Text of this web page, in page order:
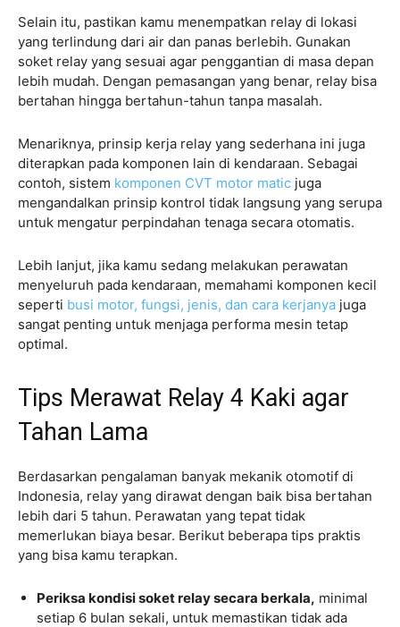
Selain itu, pastikan kamu menempatkan relay di lokasi
yang terlindung dari air dan panas berlebih. Gunakan
soket relay yang sesuai agar penggantian di masa depan
lebih mudah. Dengan pemasangan yang benar, relay bisa
bertahan hingga bertahun-tahun tanpa masalah.
Menariknya, prinsip kerja relay yang sederhana ini juga
diterapkan pada komponen lain di kendaraan. Sebagai
contoh, sistem komponen CVT motor matic juga
mengandalkan prinsip kontrol tidak langsung yang serupa
untuk mengatur perpindahan tenaga secara otomatis.
Lebih lanjut, jika kamu sedang melakukan perawatan
menyeluruh pada kendaraan, memahami komponen kecil
seperti busi motor, fungsi, jenis, dan cara kerjanya juga
sangat penting untuk menjaga performa mesin tetap
optimal.
Tips Merawat Relay 4 Kaki agar
Tahan Lama
Berdasarkan pengalaman banyak mekanik otomotif di
Indonesia, relay yang dirawat dengan baik bisa bertahan
lebih dari 5 tahun. Perawatan yang tepat tidak
memerlukan biaya besar. Berikut beberapa tips praktis
yang bisa kamu terapkan.
Periksa kondisi soket relay secara berkala, minimal
setiap 6 bulan sekali, untuk memastikan tidak ada